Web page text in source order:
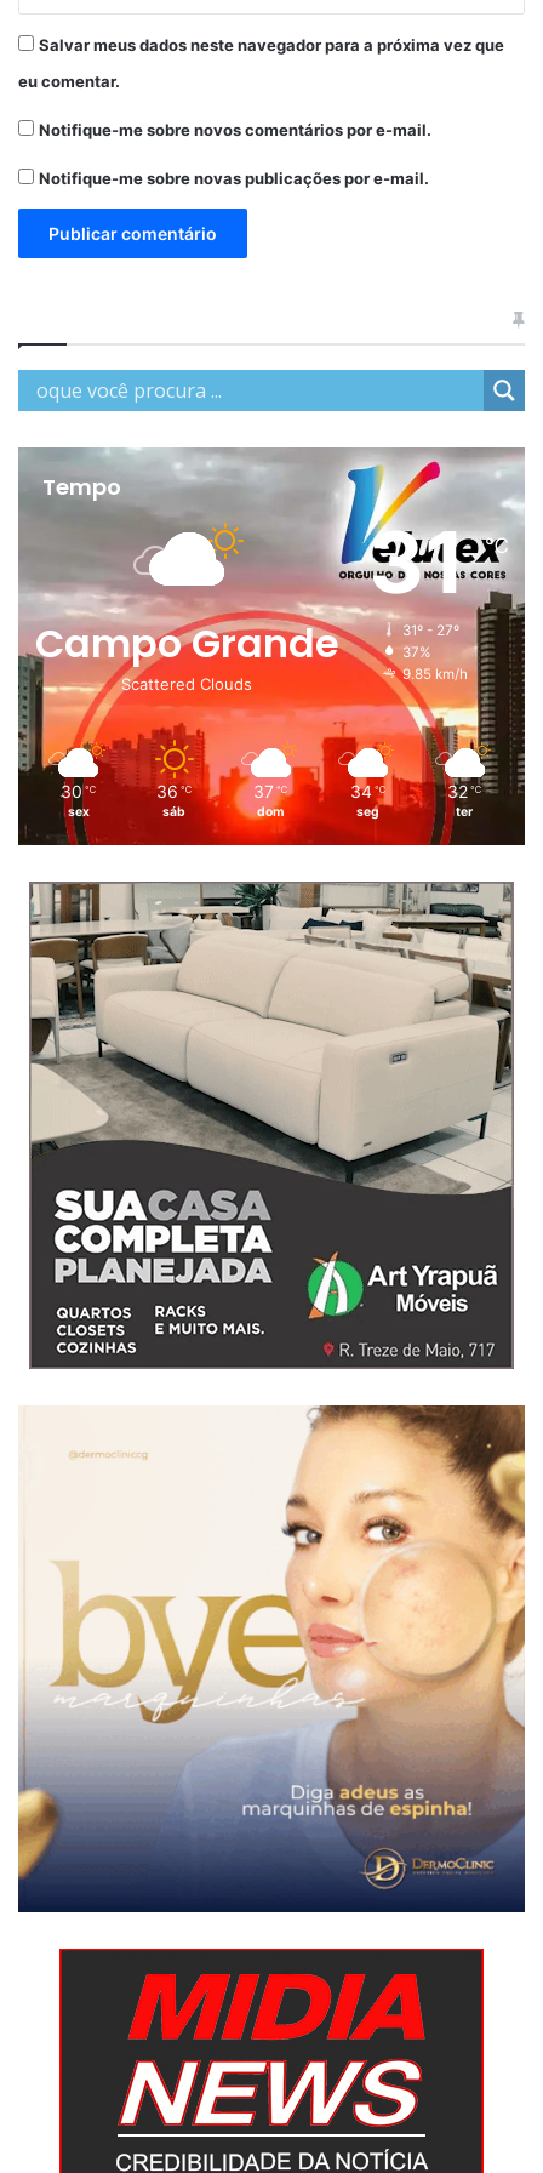
Salvar meus dados neste navegador para a próxima vez que
eu comentar.
Notifique-me sobre novos comentários por e-mail.
Notifique-me sobre novas publicações por e-mail.
Tempo
Campo Grande
Scattered Clouds
31℃
31º - 27º
37%
9.85 km/h
30 ℃
sex
36 ℃
sáb
37 ℃
dom
34 ℃
seg
32 ℃
ter